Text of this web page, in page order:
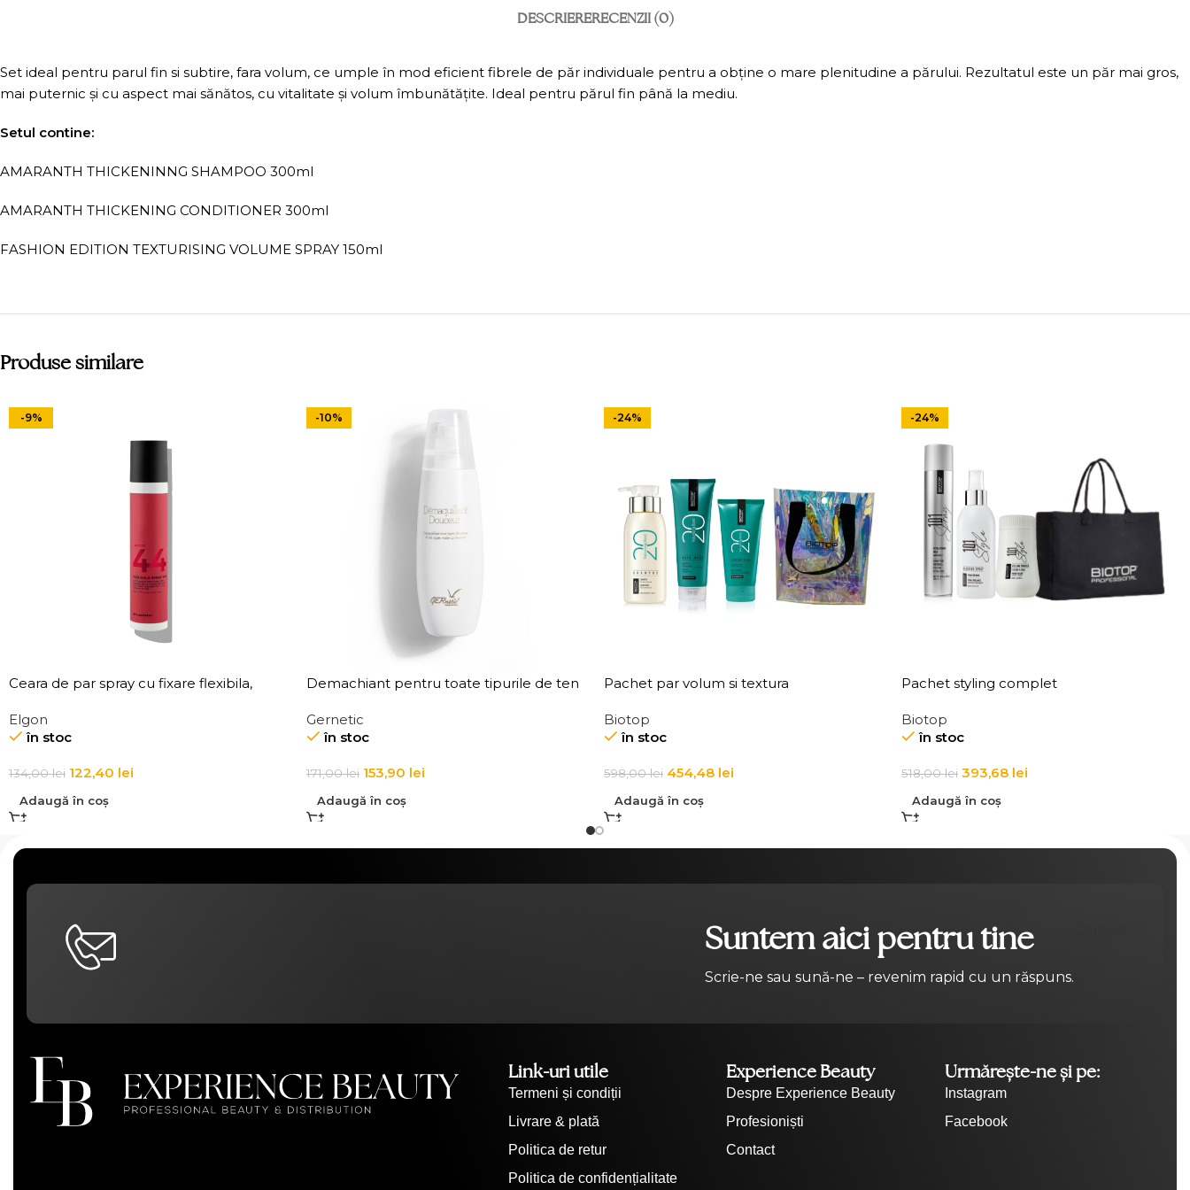
DESCRIERERECENZII (0)
Set ideal pentru parul fin si subtire, fara volum, ce umple în mod eficient fibrele de păr individuale pentru a obține o mare plenitudine a părului. Rezultatul este un păr mai gros,
mai puternic și cu aspect mai sănătos, cu vitalitate și volum îmbunătățite. Ideal pentru părul fin până la mediu.
Setul contine:
AMARANTH THICKENINNG SHAMPOO 300ml
AMARANTH THICKENING CONDITIONER 300ml
FASHION EDITION TEXTURISING VOLUME SPRAY 150ml
Produse similare
-9%
Ceara de par spray cu fixare flexibila,
Elgon
în stoc
134,00lei 122,40 lei
Adaugă în coș
-10%
Demachiant pentru toate tipurile de ten
Make-Up Remover
Gernetic
în stoc
171,00lei 153,90 lei
Adaugă în coș
-24%
Pachet par volum si textura
Biotop
în stoc
598,00lei 454,48 lei
Adaugă în coș
-24%
Pachet styling complet
Biotop
în stoc
518,00lei 393,68 lei
Adaugă în coș
Suntem aici pentru tine
Scrie-ne sau sună-ne – revenim rapid cu un răspuns.
Link-uri utile
Termeni și condiții
Livrare & plată
Politica de retur
Politica de confidențialitate
Experience Beauty
Despre Experience Beauty
Profesioniști
Contact
Urmărește-ne și pe:
Instagram
Facebook